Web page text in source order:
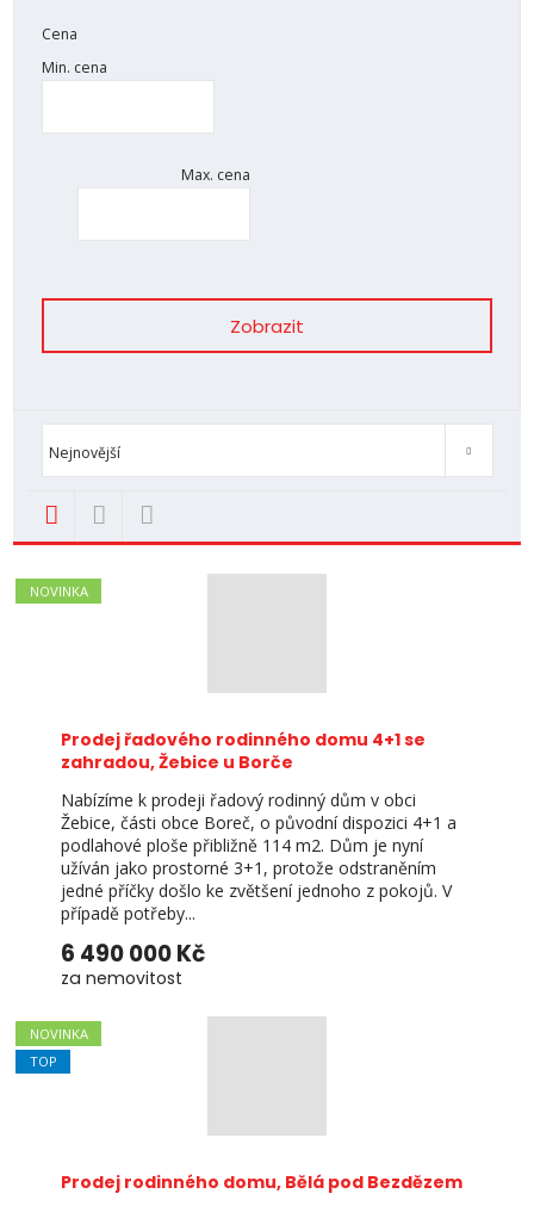
Cena
Min. cena
Max. cena
Zobrazit
Nejnovější
Prodej řadového rodinného domu 4+1 se
zahradou, Žebice u Borče
6 490 000 Kč
za nemovitost
NOVINKA
Nabízíme k prodeji řadový rodinný dům v obci
Žebice, části obce Boreč, o původní dispozici 4+1 a
podlahové ploše přibližně 114 m2. Dům je nyní
užíván jako prostorné 3+1, protože odstraněním
jedné příčky došlo ke zvětšení jednoho z pokojů. V
případě potřeby...
Prodej rodinného domu, Bělá pod Bezdězem
NOVINKA
TOP